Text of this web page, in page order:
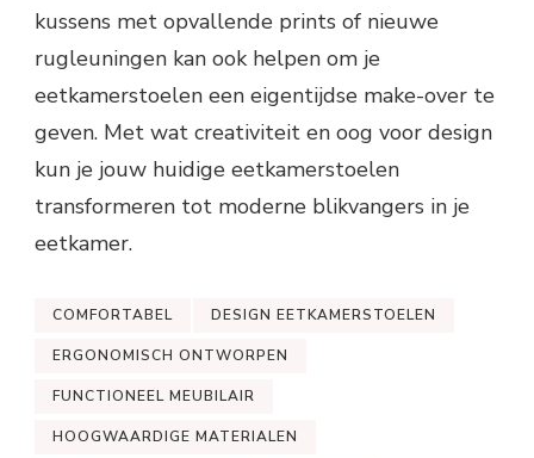
kussens met opvallende prints of nieuwe
rugleuningen kan ook helpen om je
eetkamerstoelen een eigentijdse make-over te
geven. Met wat creativiteit en oog voor design
kun je jouw huidige eetkamerstoelen
transformeren tot moderne blikvangers in je
eetkamer.
COMFORTABEL DESIGN EETKAMERSTOELEN
ERGONOMISCH ONTWORPEN
FUNCTIONEEL MEUBILAIR
HOOGWAARDIGE MATERIALEN